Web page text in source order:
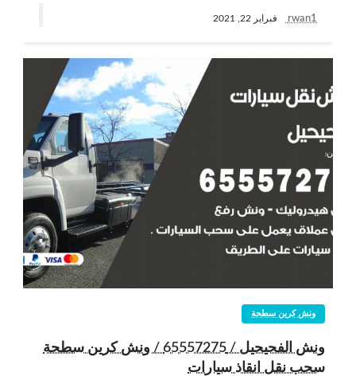
rwan1 فبراير 22, 2021
ونش كرين سطحة
ونش الفحيحيل / 65557275 / ونش كرين سطحة
سحب نقل انقاذ سيارات